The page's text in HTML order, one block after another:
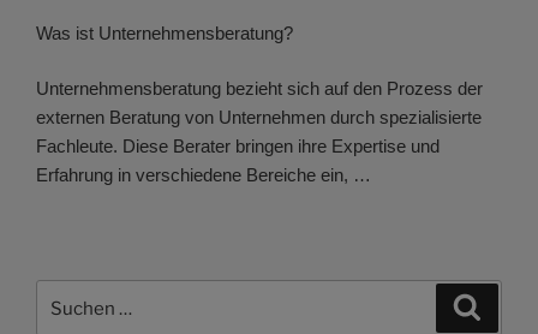
Was ist Unternehmensberatung?
Unternehmensberatung bezieht sich auf den Prozess der
externen Beratung von Unternehmen durch spezialisierte
Fachleute. Diese Berater bringen ihre Expertise und
Erfahrung in verschiedene Bereiche ein, …
nach: